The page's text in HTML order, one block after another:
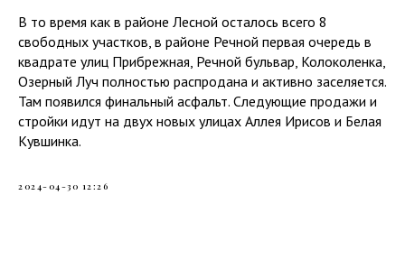
В то время как в районе Лесной осталось всего 8
свободных участков, в районе Речной первая очередь в
квадрате улиц Прибрежная, Речной бульвар, Колоколенка,
Озерный Луч полностью распродана и активно заселяется.
Там появился финальный асфальт. Следующие продажи и
стройки идут на двух новых улицах Аллея Ирисов и Белая
Кувшинка.
2024-04-30 12:26